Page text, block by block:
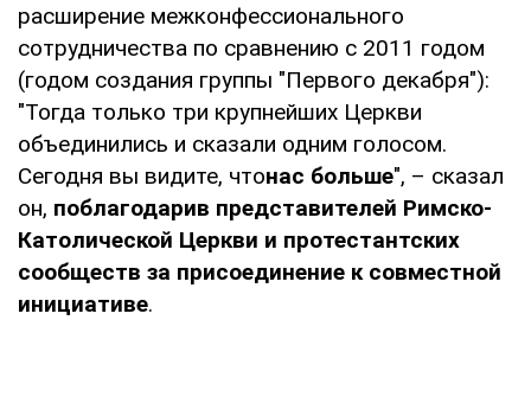
расширение межконфессионального
сотрудничества по сравнению с 2011 годом
(годом создания группы "Первого декабря"):
"Тогда только три крупнейших Церкви
объединились и сказали одним голосом.
Сегодня вы видите, чтонас больше", – сказал
он, поблагодарив представителей Римско-
Католической Церкви и протестантских
сообществ за присоединение к совместной
инициативе.